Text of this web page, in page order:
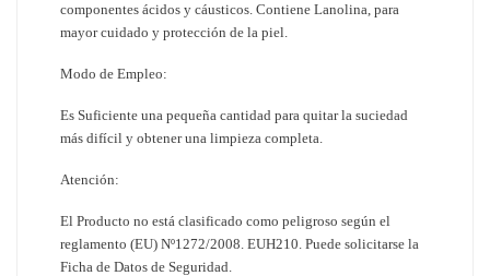
componentes ácidos y cáusticos. Contiene Lanolina, para
mayor cuidado y protección de la piel.
Modo de Empleo:
Es Suficiente una pequeña cantidad para quitar la suciedad
más difícil y obtener una limpieza completa.
Atención:
El Producto no está clasificado como peligroso según el
reglamento (EU) Nº1272/2008. EUH210. Puede solicitarse la
Ficha de Datos de Seguridad.